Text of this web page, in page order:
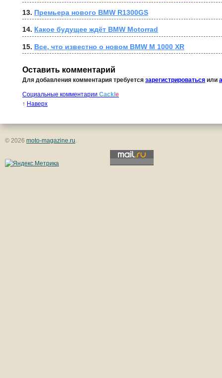
13. Премьера нового BMW R1300GS
14. Какое будущее ждёт BMW Motorrad
15. Все, что известно о новом BMW M 1000 XR
Оставить комментарий
Для добавления комментария требуется зарегистрироваться или
Социальные комментарии Cackle
↑ Наверх
© 2026 moto-magazine.ru